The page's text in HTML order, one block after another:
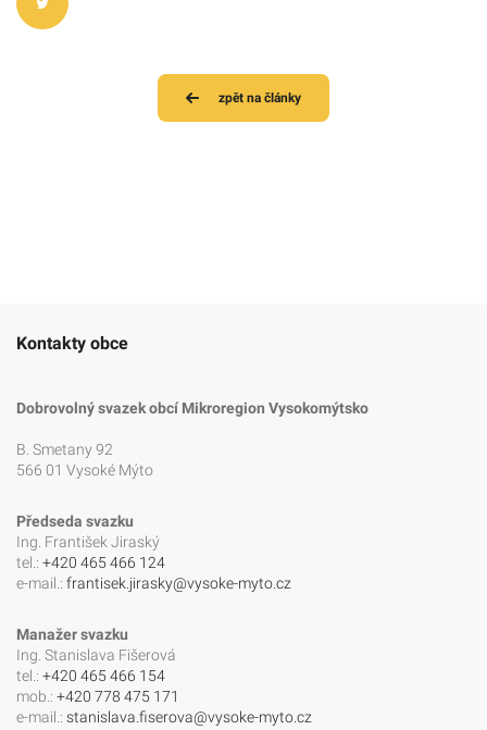
zpět na články
Kontakty obce
Dobrovolný svazek obcí Mikroregion Vysokomýtsko
B. Smetany 92
566 01 Vysoké Mýto
Předseda svazku
Ing. František Jiraský
tel.: +420 465 466 124
e-mail.: frantisek.jirasky@vysoke-myto.cz
Manažer svazku
Ing. Stanislava Fišerová
tel.: +420 465 466 154
mob.: +420 778 475 171
e-mail.: stanislava.fiserova@vysoke-myto.cz